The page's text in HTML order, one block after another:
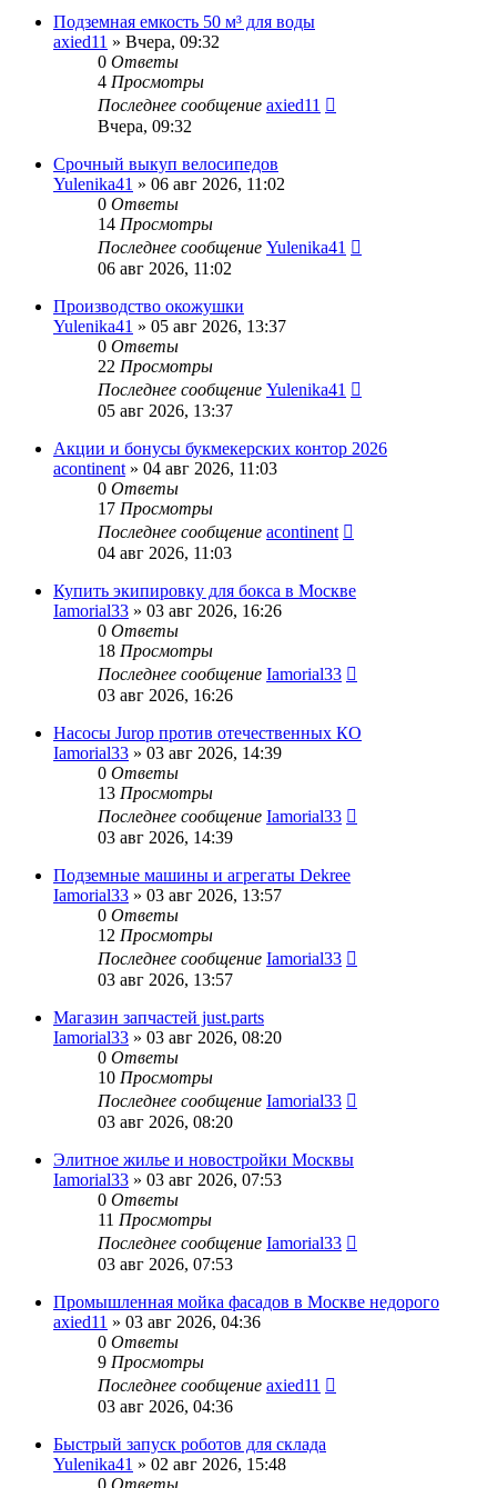
Подземная емкость 50 м³ для воды
axied11 » Вчера, 09:32
0 Ответы
4 Просмотры
Последнее сообщение axied11
Вчера, 09:32
Срочный выкуп велосипедов
Yulenika41 » 06 авг 2026, 11:02
0 Ответы
14 Просмотры
Последнее сообщение Yulenika41
06 авг 2026, 11:02
Производство окожушки
Yulenika41 » 05 авг 2026, 13:37
0 Ответы
22 Просмотры
Последнее сообщение Yulenika41
05 авг 2026, 13:37
Акции и бонусы букмекерских контор 2026
acontinent » 04 авг 2026, 11:03
0 Ответы
17 Просмотры
Последнее сообщение acontinent
04 авг 2026, 11:03
Купить экипировку для бокса в Москве
Iamorial33 » 03 авг 2026, 16:26
0 Ответы
18 Просмотры
Последнее сообщение Iamorial33
03 авг 2026, 16:26
Насосы Jurop против отечественных КО
Iamorial33 » 03 авг 2026, 14:39
0 Ответы
13 Просмотры
Последнее сообщение Iamorial33
03 авг 2026, 14:39
Подземные машины и агрегаты Dekree
Iamorial33 » 03 авг 2026, 13:57
0 Ответы
12 Просмотры
Последнее сообщение Iamorial33
03 авг 2026, 13:57
Магазин запчастей just.parts
Iamorial33 » 03 авг 2026, 08:20
0 Ответы
10 Просмотры
Последнее сообщение Iamorial33
03 авг 2026, 08:20
Элитное жилье и новостройки Москвы
Iamorial33 » 03 авг 2026, 07:53
0 Ответы
11 Просмотры
Последнее сообщение Iamorial33
03 авг 2026, 07:53
Промышленная мойка фасадов в Москве недорого
axied11 » 03 авг 2026, 04:36
0 Ответы
9 Просмотры
Последнее сообщение axied11
03 авг 2026, 04:36
Быстрый запуск роботов для склада
Yulenika41 » 02 авг 2026, 15:48
0 Ответы